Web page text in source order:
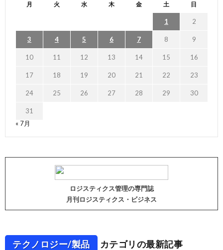
月 火 水 木 金 土 日
1 2
3 4 5 6 7 8 9
10 11 12 13 14 15 16
17 18 19 20 21 22 23
24 25 26 27 28 29 30
31
« 7月
ロジスティクス管理の専門誌
月刊ロジスティクス・ビジネス
テクノロジー/製品 カテゴリの最新記事